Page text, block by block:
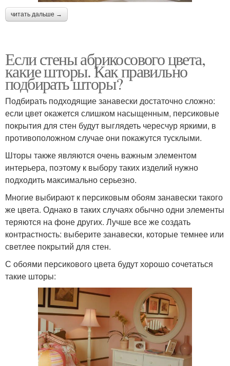
читать дальше →
Если стены абрикосового цвета,
какие шторы. Как правильно
подбирать шторы?
Подбирать подходящие занавески достаточно сложно:
если цвет окажется слишком насыщенным, персиковые
покрытия для стен будут выглядеть чересчур яркими, в
противоположном случае они покажутся тусклыми.
Шторы также являются очень важным элементом
интерьера, поэтому к выбору таких изделий нужно
подходить максимально серьезно.
Многие выбирают к персиковым обоям занавески такого
же цвета. Однако в таких случаях обычно одни элементы
теряются на фоне других. Лучше все же создать
контрастность: выберите занавески, которые темнее или
светлее покрытий для стен.
С обоями персикового цвета будут хорошо сочетаться
такие шторы: